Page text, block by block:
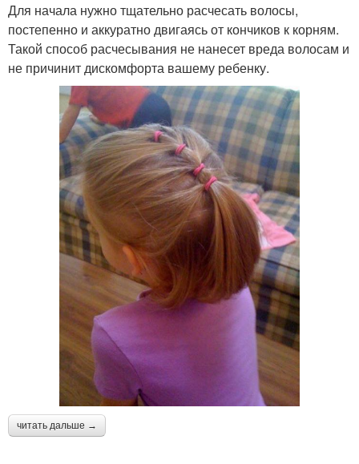
Для начала нужно тщательно расчесать волосы,
постепенно и аккуратно двигаясь от кончиков к корням.
Такой способ расчесывания не нанесет вреда волосам и
не причинит дискомфорта вашему ребенку.
читать дальше →